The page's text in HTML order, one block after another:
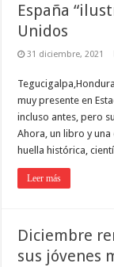
España
Unidos
31 diciembre, 2021
muy presente en
incluso antes, pero
Ahora, un libro y
huella histórica,
Leer más
Diciembre
sus jóvenes